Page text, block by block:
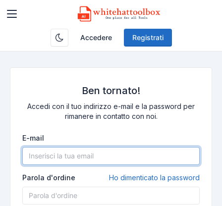
Accedere Registrati
Ben tornato!
Accedi con il tuo indirizzo e-mail e la password per
rimanere in contatto con noi.
E-mail
Parola d'ordine Ho dimenticato la password